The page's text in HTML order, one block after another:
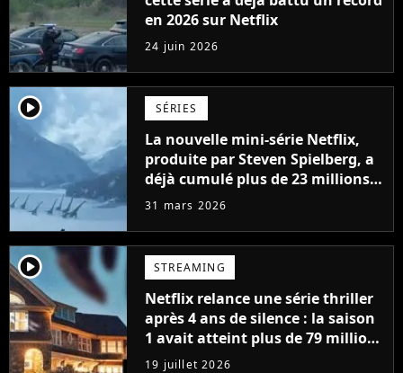
en 2026 sur Netflix
24 juin 2026
player2 SÉRIES
La nouvelle mini-série Netflix,
produite par Steven Spielberg, a
déjà cumulé plus de 23 millions
de vues
31 mars 2026
player2 STREAMING
Netflix relance une série thriller
après 4 ans de silence : la saison
1 avait atteint plus de 79 millions
de vues
19 juillet 2026